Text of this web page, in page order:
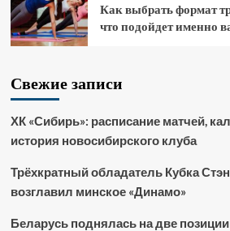
Как выбрать формат
что подойдет именно
Свежие записи
ХК «Сибирь»: расписание матчей,
история новосибирского клуба
Трёхкратный обладатель Кубка
возглавил минское «Динамо»
Беларусь поднялась на две